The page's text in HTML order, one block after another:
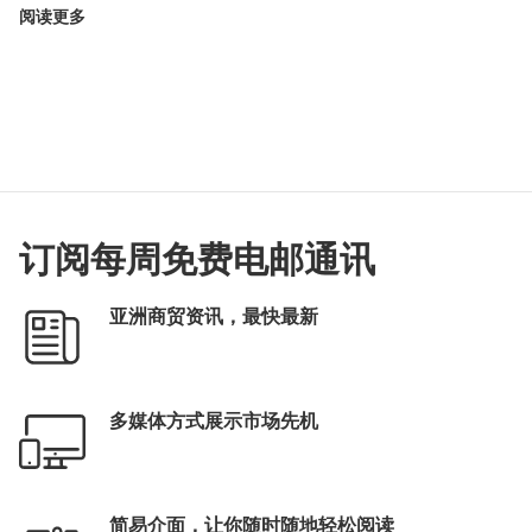
阅读更多
订阅每周免费电邮通讯
亚洲商贸资讯，最快最新
多媒体方式展示市场先机
简易介面，让你随时随地轻松阅读